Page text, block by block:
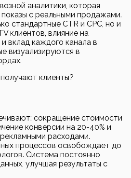
аналитики, которая
с реальными продажами.
стандартные CTR и CPC, но и
клиентов, влияние на
вклад каждого канала в
визуализируются в
клиенты?
сокращение стоимости
конверсии на 20-40% и
расходами.
процессов освобождает до
Система постоянно
улучшая результаты с